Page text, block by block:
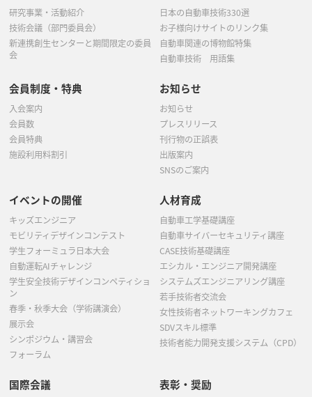
研究事業・活動紹介
技術会議（部門委員会）
新連携創生センターと期間限定の委員
会
日本の自動車技術330選
お子様向けサイトのリンク集
自動車関連の博物館特集
自動車技術 用語集
会員制度・特典
入会案内
会員数
会員特典
施設利用料割引
お知らせ
お知らせ
プレスリリース
刊行物の正誤表
出版案内
SNSのご案内
イベントの開催
キッズエンジニア
モビリティデザインコンテスト
学生フォーミュラ日本大会
自動運転AIチャレンジ
学生安全技術デザインコンペティショ
ン
春季・秋季大会（学術講演会）
展示会
シンポジウム・講習会
フォーラム
人材育成
自動車工学基礎講座
自動車サイバーセキュリティ講座
CASE技術基礎講座
エシカル・エンジニア開発講座
システムズエンジニアリング講座
若手技術者交流会
女性技術者ネットワーキングカフェ
SDVスキル標準
技術者能力開発支援システム（CPD）
国際会議 表彰・奨励